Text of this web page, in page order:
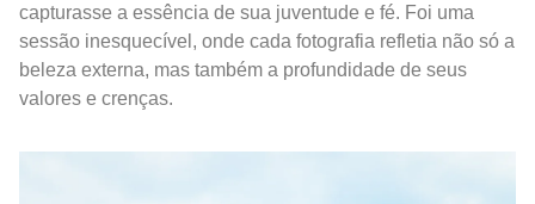
capturasse a essência de sua juventude e fé. Foi uma
sessão inesquecível, onde cada fotografia refletia não só a
beleza externa, mas também a profundidade de seus
valores e crenças.